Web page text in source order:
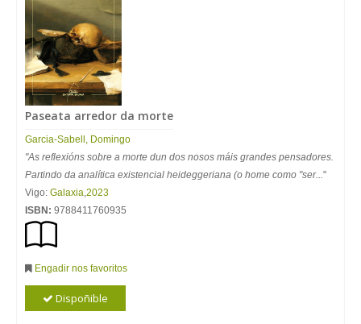
Paseata arredor da morte
Garcia-Sabell, Domingo
"As reflexións sobre a morte dun dos nosos máis grandes pensadores.
Partindo da analítica existencial heideggeriana (o home como "ser..."
Vigo: Galaxia,2023
ISBN: 9788411760935
Engadir nos favoritos
Dispoñible